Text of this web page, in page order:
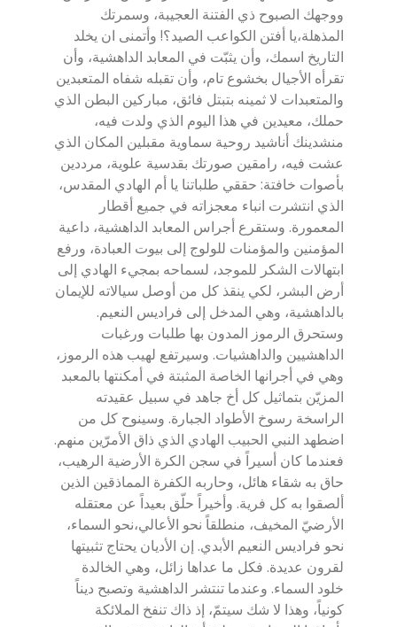
ووجهك الصبوح ذي الفتنة العجيبة، وسمرتك
المذهلة،يا أفتن الكواعب الصيد؟! وأتمنى ان يخلد
التاريخ اسمك، وأن يثبّت في المعابد الداهشية، وأن
تقرأه الأجيال بخشوع تام، وأن تقبله شفاه المتعبدين
والمتعبدات لا ثمينه بتبتل فائق، مباركين البطن الذي
حملك، معيدين في هذا اليوم الذي ولدت فيه،
منشدينك أناشيد روحية سماوية مقبلين المكان الذي
عشت فيه، رامقين صورتك بقدسية علوية، مرددين
بأصوات خافتة: حققي طلباتنا يا أم الهادي المقدس،
الذي انتشرت انباء معجزاته في جميع أقطار
المعمورة. وستقرع أجراس المعابد الداهشية، داعية
المؤمنين والمؤمنات للولوج إلى بيوت العبادة، ورفع
ابتهالات الشكر للموجد، لسماحه بمجيء الهادي إلى
أرض البشر، لكي ينقذ كل من أوصل سيالاته للإيمان
بالداهشية، وهي المدخل إلى فراديس النعيم.
وستحرق الرموز المدون بها طلبات ورغبات
الداهشيين والداهشيات. وسيرتفع لهيب هذه الرموز،
وهي في أجرانها الخاصة المثبتة في أمكنتها بالمعبد
المزيّن بتماثيل كل أخ جاهد في سبيل عقيدته
الراسخة رسوخ الأطواد الجبارة. وسينوح كل من
اضطهد النبي الحبيب الهادي الذي ذاق الأمرّين منهم.
فعندما كان أسيراً في سجن الكرة الأرضية الرهيب،
حاق به شقاء هائل، وحاربه الكفرة المماذقين الذين
ألصقوا به كل فرية. وأخيراً حلّق بعيداً عن معتقله
الأرضيّ المخيف، منطلقاً نحو الأعالي،نحو السماء،
نحو فراديس النعيم الأبدي. إن الأديان يحتاج تثبيتها
لقرون عديدة. فكل ما عداها زائل، وهي الخالدة
خلود السماء. وعندما تنتشر الداهشية وتصبح ديناً
كونياً، وهذا لا شك سيتمّ، إذ ذاك تنفخ الملائكة